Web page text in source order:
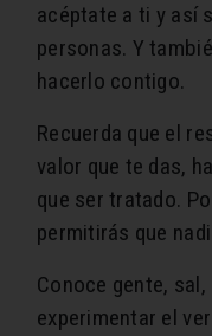
acéptate a ti y así
personas. Y
hacerlo contigo.
Recuerda que el
valor que te das,
que ser tratado.
permitirás que
Conoce gente,
experimentar el